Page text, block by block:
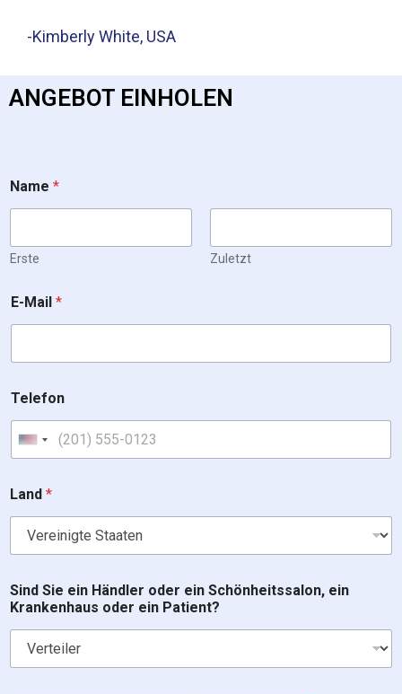
-Kimberly White, USA
ANGEBOT EINHOLEN
Name *
Erste Zuletzt
E-Mail *
Telefon
United States +1
Land *
Sind Sie ein Händler oder ein Schönheitssalon, ein
Krankenhaus oder ein Patient?